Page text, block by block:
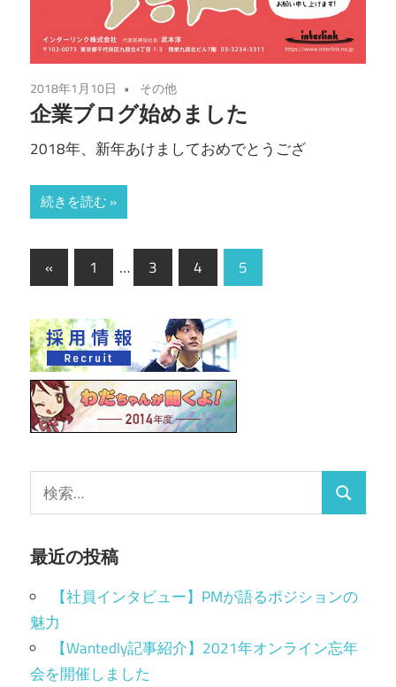
2018年1月10日 その他
企業ブログ始めました
2018年、新年あけましておめでとうござ
続きを読む
« 1 … 3 4 5
最近の投稿
【社員インタビュー】PMが語るポジションの
魅力
【Wantedly記事紹介】2021年オンライン忘年
会を開催しました